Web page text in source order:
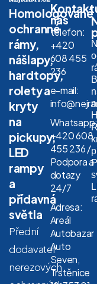
Homologované
ochranné
rámy,
nášlapy,
hardtopy,
rolety a
kryty
na
pickupy,
LED
rampy
a
přídavná
světla
Přední
dodavatel
nerezových
nás
telefon:
+420
608 455
236
e-mail:
Whatsapp:
+420 608
455 236 /
Podpora a
dotazy
24/7
Adresa:
Areál
Autobazar
Auto
Seven,
Trstěnice